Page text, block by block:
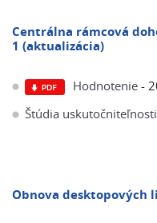
Centrálna rámcová
1 (aktualizácia)
Hodnotenie -
Štúdia uskutočniteľnosti
Obnova desktopových